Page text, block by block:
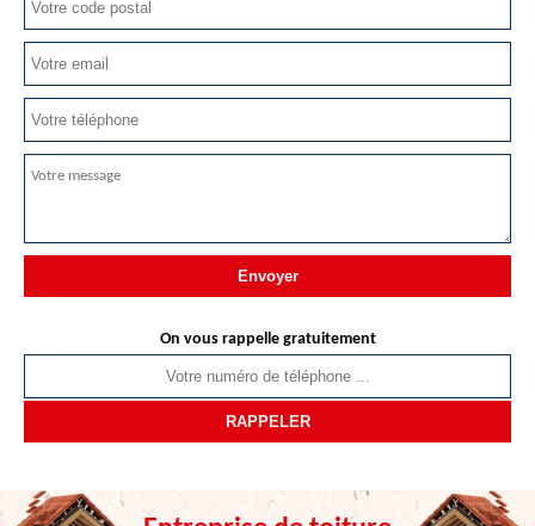
On vous rappelle gratuitement